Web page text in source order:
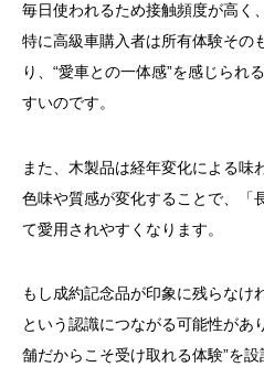
毎日使われるため接触頻度が高く
特に高級車購入者は所有体験その
り、“愛車との一体感”を感じられ
すいのです。
また、木製品は経年変化による味
色味や質感が変化することで、「
て愛用されやすくなります。
もし成約記念品が印象に残らなけ
という認識につながる可能性があ
舗だからこそ受け取れる体験”を